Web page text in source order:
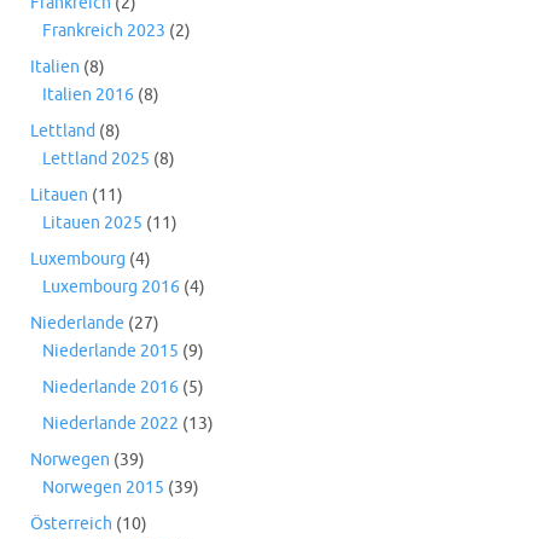
Frankreich 2023 (2)
Italien (8)
Italien 2016 (8)
Lettland (8)
Lettland 2025 (8)
Litauen (11)
Litauen 2025 (11)
Luxembourg (4)
Luxembourg 2016 (4)
Niederlande (27)
Niederlande 2015 (9)
Niederlande 2016 (5)
Niederlande 2022 (13)
Norwegen (39)
Norwegen 2015 (39)
Österreich (10)